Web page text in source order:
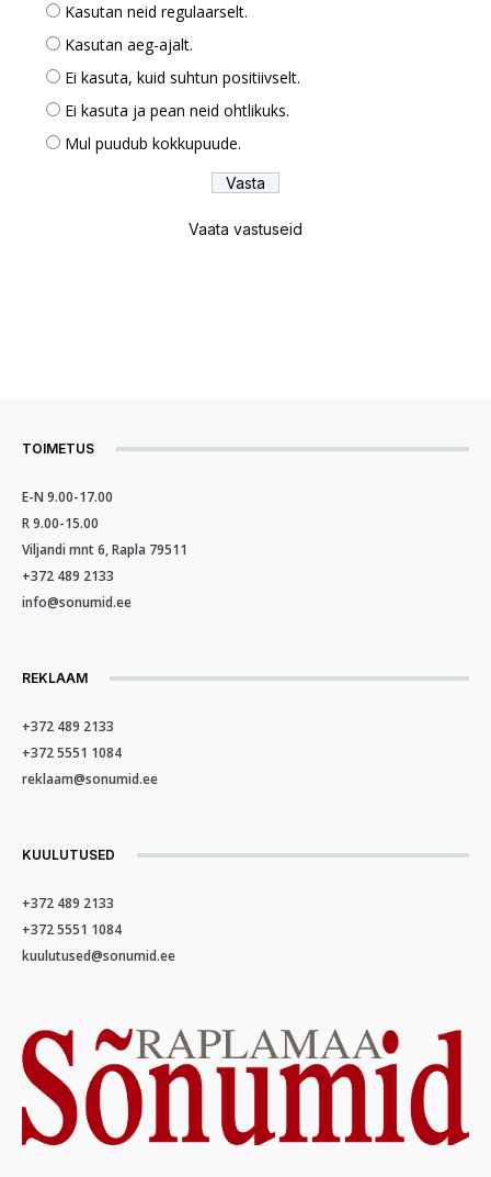
Kasutan neid regulaarselt.
Kasutan aeg-ajalt.
Ei kasuta, kuid suhtun positiivselt.
Ei kasuta ja pean neid ohtlikuks.
Mul puudub kokkupuude.
Vaata vastuseid
TOIMETUS
E-N 9.00-17.00
R 9.00-15.00
Viljandi mnt 6, Rapla 79511
+372 489 2133
info@sonumid.ee
REKLAAM
+372 489 2133
+372 5551 1084
reklaam@sonumid.ee
KUULUTUSED
+372 489 2133
+372 5551 1084
kuulutused@sonumid.ee